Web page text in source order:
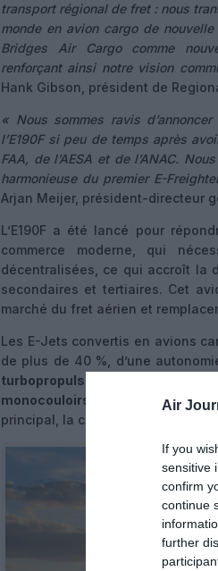
Air
If you
sensitive
confirm
continue
further
transport régional de fret : nous
monde en avion cargo de
Bridges Air Cargo comme
renforçant ainsi notre vision
Hank Gibson, président de
« Nous sommes ravis
l’E190F si peu de temps après
FAA, de l’AESA et de l’ANAC.
harmonieuse du premier E-
Arjan Meijer, président-directeur
L’E190F a été lancé pour
commerce moderne, qui
décentralisées, ce qui accroît la
secondaires et tertiaires. Cet
marché du fret aérien et
Les E-Jets convertis en avions
de plus de 40 %, d’une
turbopropulsés
monocouloirs plus grands. En
principal, la charge utile